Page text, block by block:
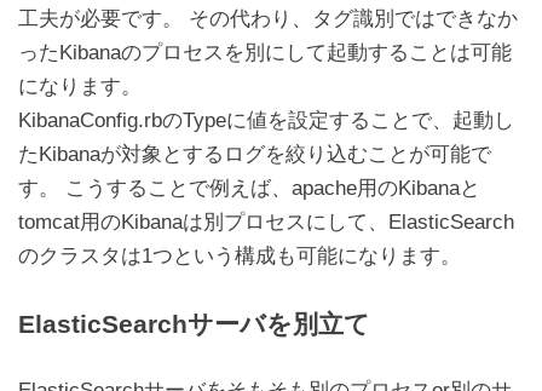
工夫が必要です。 その代わり、タグ識別ではできなか
ったKibanaのプロセスを別にして起動することは可能
になります。
KibanaConfig.rbのTypeに値を設定することで、起動し
たKibanaが対象とするログを絞り込むことが可能で
す。 こうすることで例えば、apache用のKibanaと
tomcat用のKibanaは別プロセスにして、ElasticSearch
のクラスタは1つという構成も可能になります。
ElasticSearchサーバを別立て